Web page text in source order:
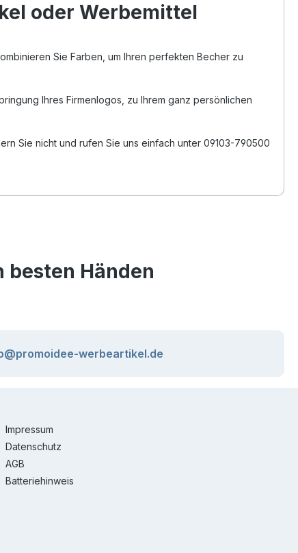
oder Werbemittel
Sie Farben, um Ihren perfekten Becher zu
Ihres Firmenlogos, zu Ihrem ganz persönlichen
Sie nicht und rufen Sie uns einfach unter 09103-790500
besten Händen
werbeartikel.de
Impressum
Datenschutz
AGB
Batteriehinweis